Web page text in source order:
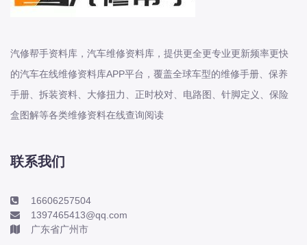
雷傲 科雷嘉 科雷缤 纬度 风朗原厂维修
手册电路图资料、维修资料、汽修资料
故障码、针脚定义、保险盒图解、发动
机大修资料、变
针脚定义、保险盒图解、发动机大修资
汽修帮手资料库，汽车维修资料库，提供更全更专业更新频率更快
的汽车在线维修资料库APP平台，覆盖全球车型的维修手册、保养
手册、拆装资料、大修扭力、正时校对、电路图、针脚定义、保险
盒图解等各类维修资料在线查询阅读
联系我们
16606257504
1397465413@qq.com
广东省广州市